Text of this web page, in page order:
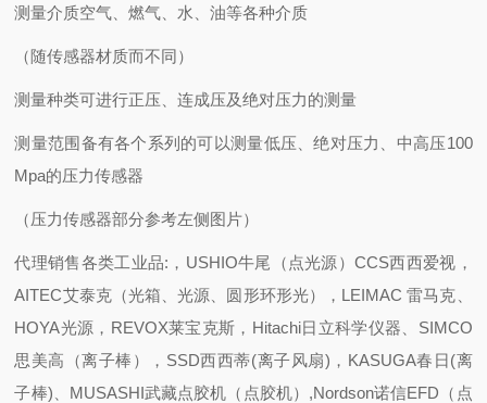
测量介质空气、燃气、水、油等各种介质
（随传感器材质而不同）
测量种类可进行正压、连成压及绝对压力的测量
测量范围 备有各个系列的可以测量低压、绝对压力、中高压100
Mpa的压力传感器
（压力传感器部分参考左侧图片）
代理销售各类工业品:，USHIO牛尾（点光源）CCS西西爱视，
AITEC艾泰克（光箱、光源、圆形环形光），LEIMAC 雷马克、
HOYA光源，REVOX莱宝克斯，Hitachi日立科学仪器、SIMCO
思美高（离子棒），SSD西西蒂(离子风扇)，KASUGA春日(离
子棒)、MUSASHI武藏点胶机（点胶机）,Nordson诺信EFD（点